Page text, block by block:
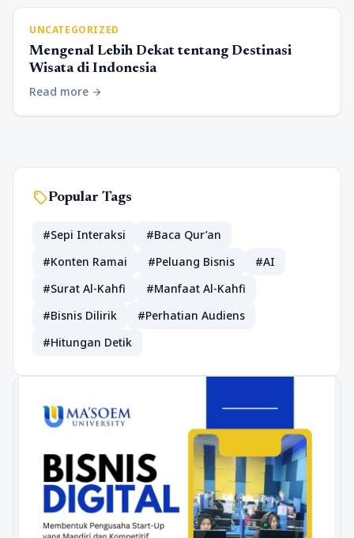
UNCATEGORIZED
Mengenal Lebih Dekat tentang Destinasi
Wisata di Indonesia
Read more arrow_forward
sellPopular Tags
#Sepi Interaksi
#Baca Qur’an
#Konten Ramai
#Peluang Bisnis
#AI
#Surat Al-Kahfi
#Manfaat Al-Kahfi
#Bisnis Dilirik
#Perhatian Audiens
#Hitungan Detik